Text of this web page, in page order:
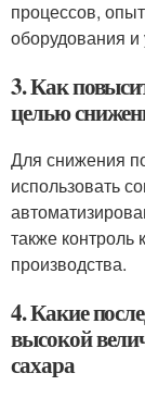
процессов,
оборудования и
3. Как
целью
Для снижения
использовать
также контроль
производства.
4. Какие
высокой
сахара